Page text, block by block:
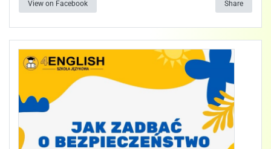
View on Facebook Share